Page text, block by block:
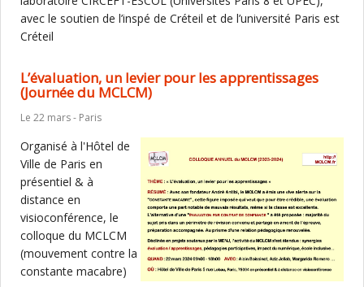
avec le soutien de l’inspé de Créteil et de l’université Paris est
Créteil
L’évaluation, un levier pour les apprentissages
(Journée du MCLCM)
Le 22 mars - Paris
Organisé à l'Hôtel de
Ville de Paris en
présentiel & à
distance en
visioconférence, le
colloque du MCLCM
(mouvement contre la
constante macabre)